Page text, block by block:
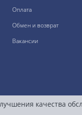
Оплата
Обмен и возврат
Вакансии
качества